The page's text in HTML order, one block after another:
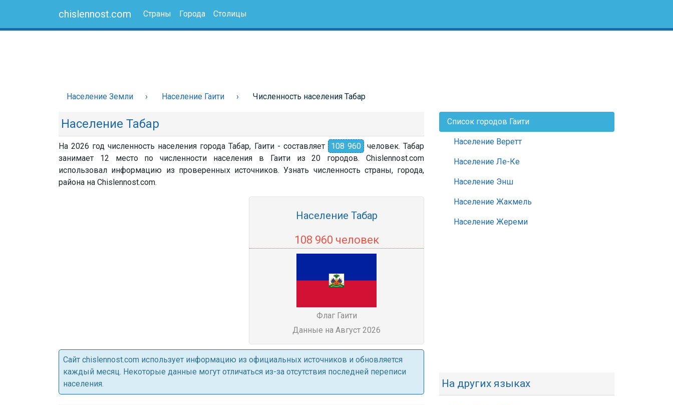
chislennost.com Страны Города Столицы
Население Земли Население Гаити Численность населения Табар
Население Табар
На 2026 год численность населения города Табар, Гаити - составляет 108 960 человек. Табар
занимает 12 место по численности населения в Гаити из 20 городов. Chislennost.com
использовал информацию из проверенных источников. Узнать численность страны, города,
района на Chislennost.com.
Население Табар
108 960 человек
Флаг Гаити
Данные на Август 2026
Cайт chislennost.com использует информацию из официальных источников и обновляется
каждый месяц. Некоторые данные могут отличаться из-за отсутствия последней переписи
населения.
Список городов Гаити
Население Веретт
Население Ле-Ке
Население Энш
Население Жакмель
Население Жереми
На других языках